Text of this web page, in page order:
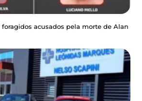
foragidos acusados pela morte de Alan